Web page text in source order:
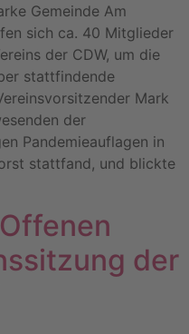
Gemeinde Am
sich ca. 40 Mitglieder
der CDW, um die
stattfindende
Mark
der
Pandemieauflagen in
stattfand, und blickte
der